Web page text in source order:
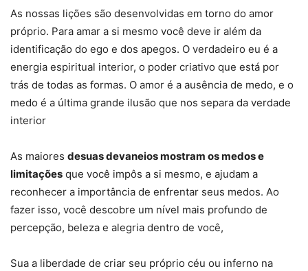
As nossas lições são desenvolvidas em torno do amor
próprio. Para amar a si mesmo você deve ir além da
identificação do ego e dos apegos. O verdadeiro eu é a
energia espiritual interior, o poder criativo que está por
trás de todas as formas. O amor é a ausência de medo, e o
medo é a última grande ilusão que nos separa da verdade
interior
As maiores desuas devaneios mostram os medos e
limitações que você impôs a si mesmo, e ajudam a
reconhecer a importância de enfrentar seus medos. Ao
fazer isso, você descobre um nível mais profundo de
percepção, beleza e alegria dentro de você,
Sua a liberdade de criar seu próprio céu ou inferno na